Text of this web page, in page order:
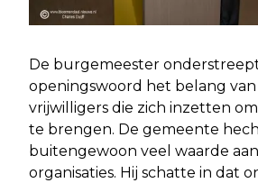
De burgemeester
openingswoord het belang
vrijwilligers die zich inzetten
te brengen. De gemeente
buitengewoon veel waarde
organisaties. Hij schatte in dat